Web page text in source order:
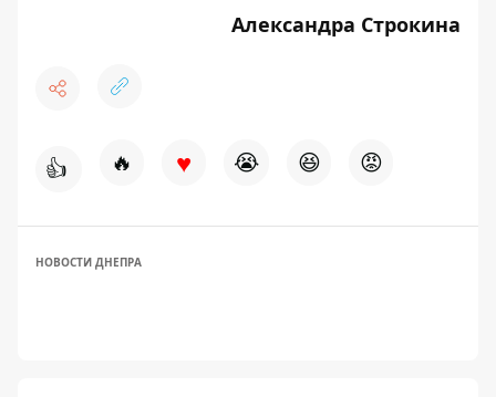
Александра Строкина
👍 🔥 ♥ 😭 😆 😡
НОВОСТИ ДНЕПРА